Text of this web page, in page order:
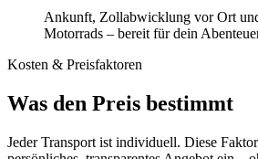
Ankunft, Zollabwicklung vor Ort
Motorrads – bereit für dein
Kosten & Preisfaktoren
Was den Preis bestimmt
Jeder Transport ist individuell. Diese